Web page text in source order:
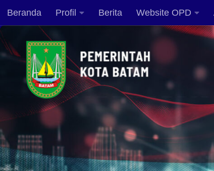
Skip to content
Beranda Profil Berita Website OPD